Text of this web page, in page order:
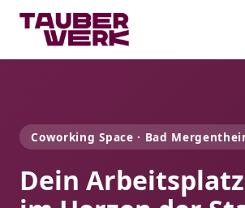
Coworking Space · Bad
Dein Arbeitsplatz